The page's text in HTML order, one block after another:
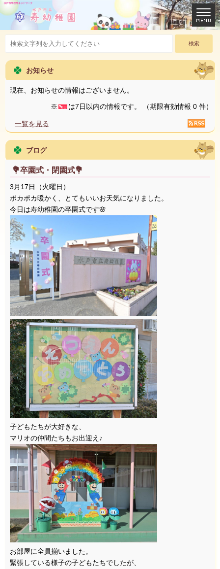
お知らせ
一覧を見る
現在、お知らせの情報はございません。
※ は7日以内の情報です。 （期限有効情報 0 件）
ブログ
💐卒園式・閉園式💐
3月17日（火曜日）
ポカポカ暖かく、とてもいいお天気になりました。
今日は寿幼稚園の卒園式です🌸
子どもたちが大好きな、
マリオの仲間たちもお出迎え♪
お部屋に全員揃いました。
緊張している様子の子どもたちでしたが、